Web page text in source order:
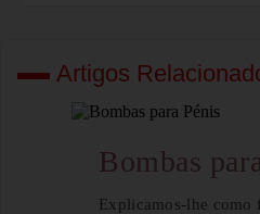
Artigos
Bombas
Explicamos-lhe como